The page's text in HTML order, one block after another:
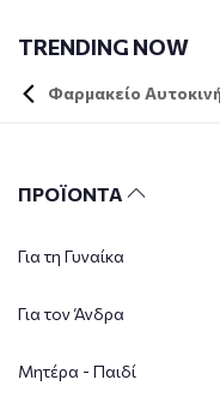
TRENDING NOW
Φαρμακείο
ΠΡΟΪΟΝΤΑ
Για τη Γυναίκα
Για τον Άνδρα
Μητέρα - Παιδί